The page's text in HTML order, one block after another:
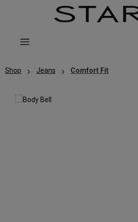
Zum Hauptinhalt springen
Shop Jeans Comfort Fit